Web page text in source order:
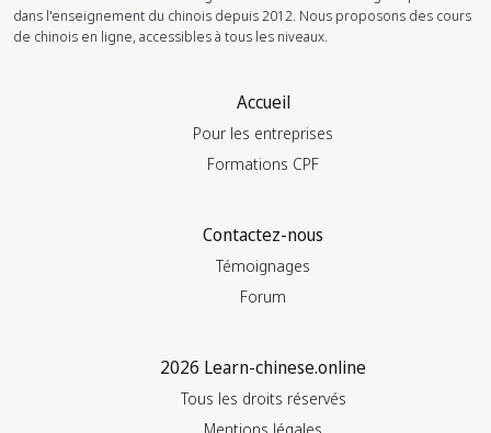
dans l'enseignement du chinois depuis 2012. Nous proposons des cours
de chinois en ligne, accessibles à tous les niveaux.
Accueil
Pour les entreprises
Formations CPF
Contactez-nous
Témoignages
Forum
2026 Learn-chinese.online
Tous les droits réservés